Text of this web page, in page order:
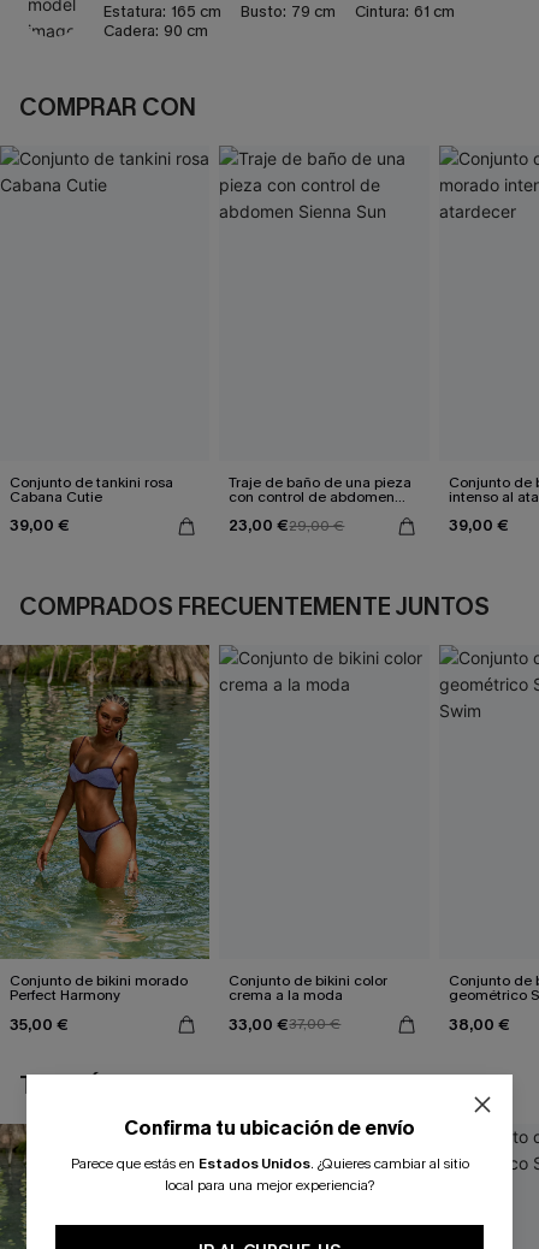
Estatura: 165 cm Busto: 79 cm Cintura: 61 cm
Cadera: 90 cm
COMPRAR CON
Conjunto de tankini rosa
Cabana Cutie
39,00 €
Traje de baño de una pieza
con control de abdomen
23,00 €29,00 €
Conjunto de
intenso al
39,00 €
COMPRADOS FRECUENTEMENTE JUNTOS
Conjunto de bikini morado
Perfect Harmony
35,00 €
Conjunto de bikini color
crema a la moda
33,00 €37,00 €
Conjunto de
geométrico
38,00 €
TAMBIÉN TE PUEDE GUSTAR
Confirma tu ubicación de envío
Parece que estás en Estados Unidos. ¿Quieres cambiar al sitio
local para una mejor experiencia?